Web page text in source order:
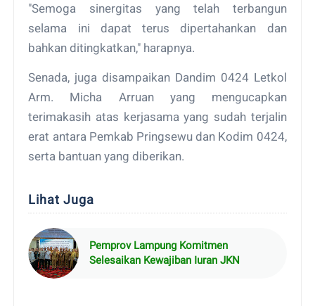
"Semoga sinergitas yang telah terbangun
selama ini dapat terus dipertahankan dan
bahkan ditingkatkan," harapnya.
Senada, juga disampaikan Dandim 0424 Letkol
Arm. Micha Arruan yang mengucapkan
terimakasih atas kerjasama yang sudah terjalin
erat antara Pemkab Pringsewu dan Kodim 0424,
serta bantuan yang diberikan.
Lihat Juga
Pemprov Lampung Komitmen
Selesaikan Kewajiban Iuran JKN